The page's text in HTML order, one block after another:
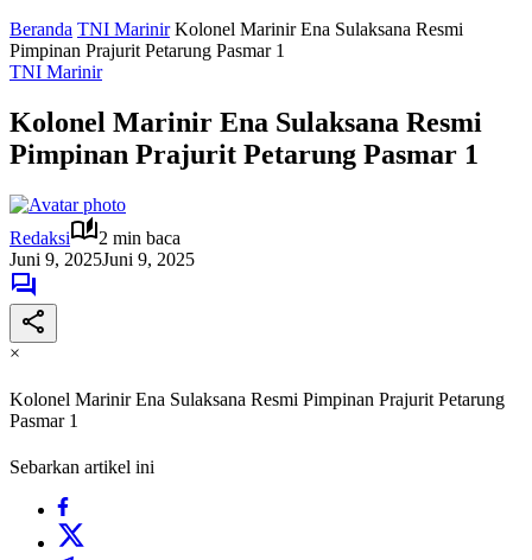
Beranda TNI Marinir Kolonel Marinir Ena Sulaksana Resmi
Pimpinan Prajurit Petarung Pasmar 1
TNI Marinir
Kolonel Marinir Ena Sulaksana Resmi
Pimpinan Prajurit Petarung Pasmar 1
Redaksi
2 min baca
Juni 9, 2025Juni 9, 2025
×
Kolonel Marinir Ena Sulaksana Resmi Pimpinan Prajurit Petarung
Pasmar 1
Sebarkan artikel ini